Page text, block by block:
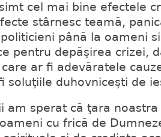
cel mai bine efectele
stârnesc teamă,
până la oameni
pentru depăşirea crizei,
ar fi adevăratele
soluţiile duhovniceşti de
am sperat că ţara
cu frică de